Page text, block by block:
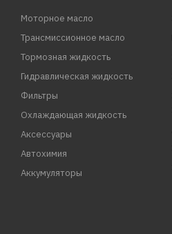
Моторное масло
Трансмиссионное масло
Тормозная жидкость
Гидравлическая жидкость
Фильтры
Охлаждающая жидкость
Аксессуары
Автохимия
Аккумуляторы